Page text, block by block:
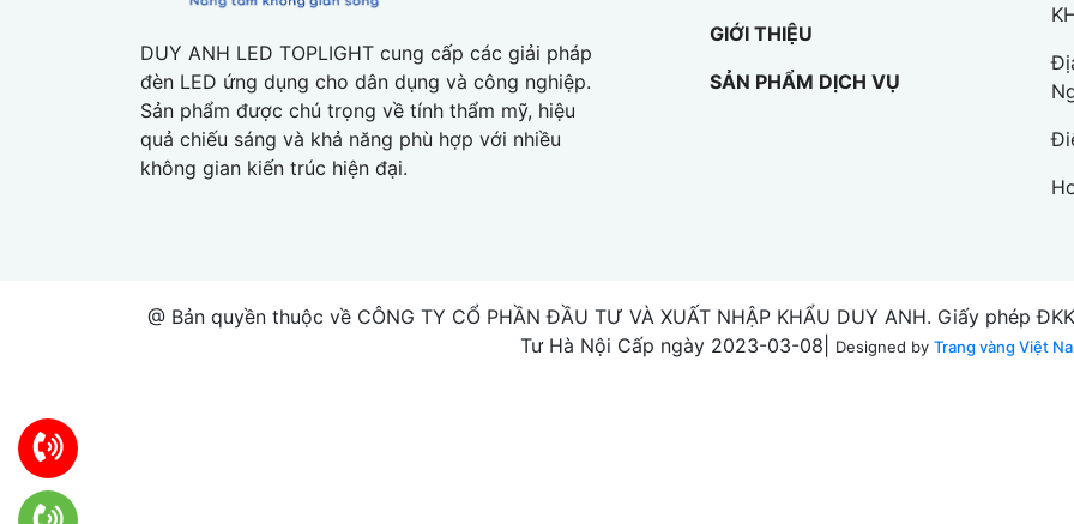
DUY ANH LED TOPLIGHT cung cấp các giải pháp
đèn LED ứng dụng cho dân dụng và công nghiệp.
Sản phẩm được chú trọng về tính thẩm mỹ, hiệu
quả chiếu sáng và khả năng phù hợp với nhiều
không gian kiến trúc hiện đại.
GIỚI THIỆU
SẢN PHẨM DỊCH VỤ
@ Bản quyền thuộc về CÔNG TY CỔ PHẦN ĐẦU TƯ VÀ XUẤT NHẬP KHẨU DUY ANH. Giấy phép
Tư Hà Nội Cấp ngày 2023-03-08|
Designed by Trang vàng Việt